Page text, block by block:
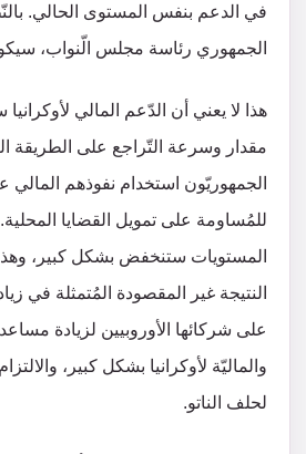
في الدعم بنفس المستوى الحالي.
الجمهوري رئاسة مجلس الّنواب،
هذا لا يعني أن الدّعم المالي
مقدار وسرعة التّراجع على الطريقة
الجمهوريّون استخدام نفوذهم المالي
للمُساومة على تمويل القضايا
المستويات ستنخفض بشكل كبير، وهذا
النتيجة غير المقصودة المُتمثلة في
على شركائها الأوروبيين لزيادة
والماليّة لأوكرانيا بشكل كبير،
لحلف الناتو.